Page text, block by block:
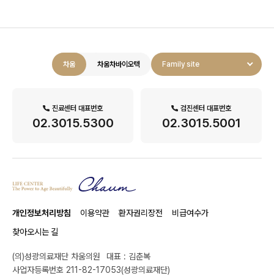
차움 차움차바이오텍 Family site
진료센터 대표번호
02.3015.5300
검진센터 대표번호
02.3015.5001
개인정보처리방침 이용약관 환자권리장전
비급여수가
찾아오시는 길
(의)성광의료재단 차움의원
대표 : 김춘복
사업자등록번호 211-82-17053(성광의료재단)